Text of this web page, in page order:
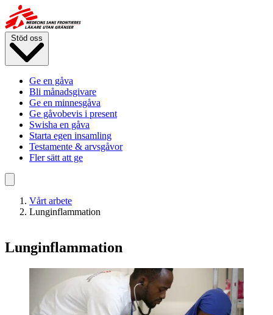
Hoppa
till
huvudinnehåll
Stöd oss
Ge en gåva
Bli månadsgivare
Ge en minnesgåva
Ge gåvobevis i present
Swisha en gåva
Starta egen insamling
Testamente & arvsgåvor
Fler sätt att ge
Vårt arbete
Lunginflammation
Lunginflammation